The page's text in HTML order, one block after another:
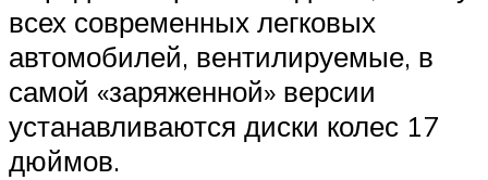
всех современных легковых
автомобилей, вентилируемые, в
самой «заряженной» версии
устанавливаются диски колес 17
дюймов.